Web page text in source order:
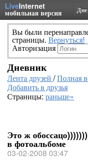
LiveInternet
мобильная версия
Вы были
страницы. Вернуться!
Авторизация
Дневник
Лента друзей /Полная
Добавить в друзья
Страницы: раньше»
Это ж
в фотоальбоме
03-02-2008 03:47